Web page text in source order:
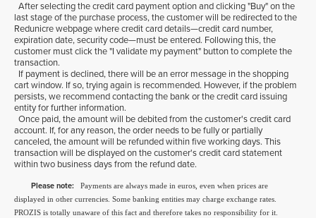
After selecting the credit card payment option and clicking "Buy" on the
last stage of the purchase process, the customer will be redirected to the
Redunicre webpage where credit card details—credit card number,
expiration date, security code—must be entered. Following this, the
customer must click the "I validate my payment" button to complete the
transaction.
If payment is declined, there will be an error message in the shopping
cart window. If so, trying again is recommended. However, if the problem
persists, we recommend contacting the bank or the credit card issuing
entity for further information.
Once paid, the amount will be debited from the customer's credit card
account. If, for any reason, the order needs to be fully or partially
canceled, the amount will be refunded within five working days. This
transaction will be displayed on the customer's credit card statement
within two business days from the refund date.
Please note: Payments are always made in euros, even when prices are
displayed in other currencies. Some banking entities may charge exchange rates.
PROZIS is totally unaware of this fact and therefore takes no responsibility for it.